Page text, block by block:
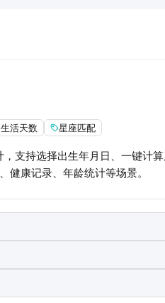
生活天数 星座匹配
支持选择出生年月日、一键计
康记录、年龄统计等场景。